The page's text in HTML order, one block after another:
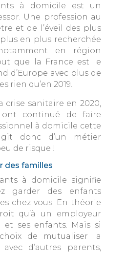
à domicile est un
Une profession au
et de l’éveil des plus
en plus recherchée
en région
que la France est le
d’Europe avec plus de
rien qu’en 2019.
crise sanitaire en 2020,
ont continué de faire
à domicile cette
donc d’un métier
de risque !
des familles
à domicile signifie
garder des enfants
chez vous. En théorie
qu’à un employeur
et ses enfants. Mais si
de mutualiser la
d’autres parents,